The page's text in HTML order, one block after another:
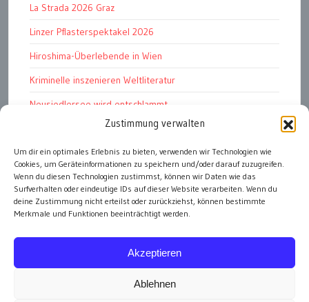
Zustimmung verwalten
Um dir ein optimales Erlebnis zu bieten, verwenden wir Technologien wie
Cookies, um Geräteinformationen zu speichern und/oder darauf zuzugreifen.
Wenn du diesen Technologien zustimmst, können wir Daten wie das
Surfverhalten oder eindeutige IDs auf dieser Website verarbeiten. Wenn du
deine Zustimmung nicht erteilst oder zurückziehst, können bestimmte
Merkmale und Funktionen beeinträchtigt werden.
Akzeptieren
Ablehnen
La Strada 2026 Graz
Linzer Pflasterspektakel 2026
Hiroshima-Überlebende in Wien
Kriminelle inszenieren Weltliteratur
Neusiedlersee wird entschlammt
TKG wünscht besinnliches Weihnachtsfest
Fußball WM 2026: „historisch“
Die Wichtigen
alle Artikel